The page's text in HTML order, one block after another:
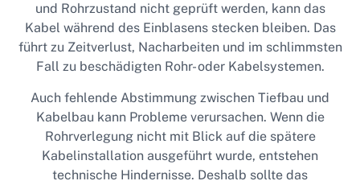
und Rohrzustand nicht geprüft werden, kann das
Kabel während des Einblasens stecken bleiben. Das
führt zu Zeitverlust, Nacharbeiten und im schlimmsten
Fall zu beschädigten Rohr- oder Kabelsystemen.
Auch fehlende Abstimmung zwischen Tiefbau und
Kabelbau kann Probleme verursachen. Wenn die
Rohrverlegung nicht mit Blick auf die spätere
Kabelinstallation ausgeführt wurde, entstehen
technische Hindernisse. Deshalb sollte das